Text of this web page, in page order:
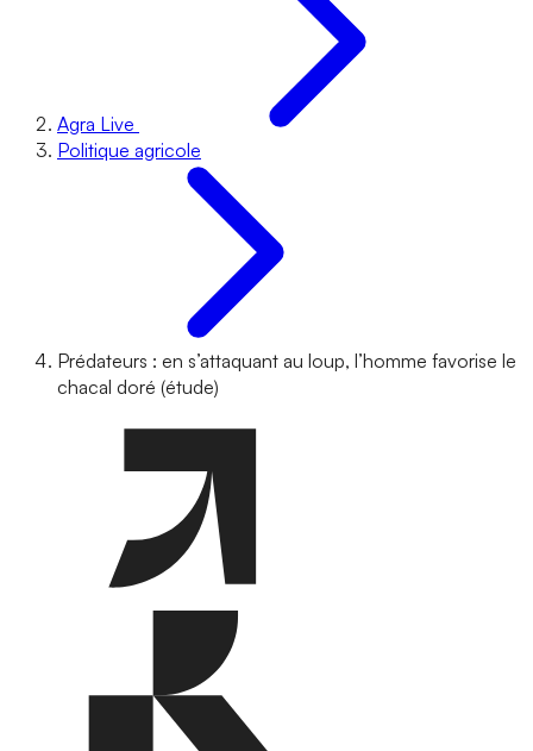
Agra Live
Politique agricole
Prédateurs : en s’attaquant au loup, l’homme favorise le
chacal doré (étude)